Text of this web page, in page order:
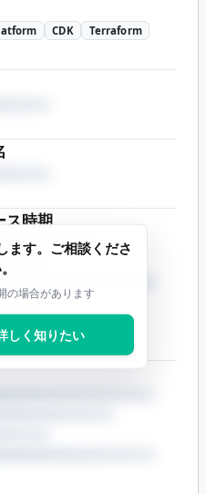
CDK Terraform
ス時期
ます。ご相談くださ
の場合があります
しく知りたい